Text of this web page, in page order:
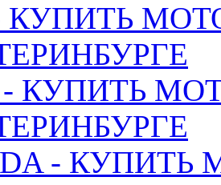
КУПИТЬ
- КУПИТЬ
-